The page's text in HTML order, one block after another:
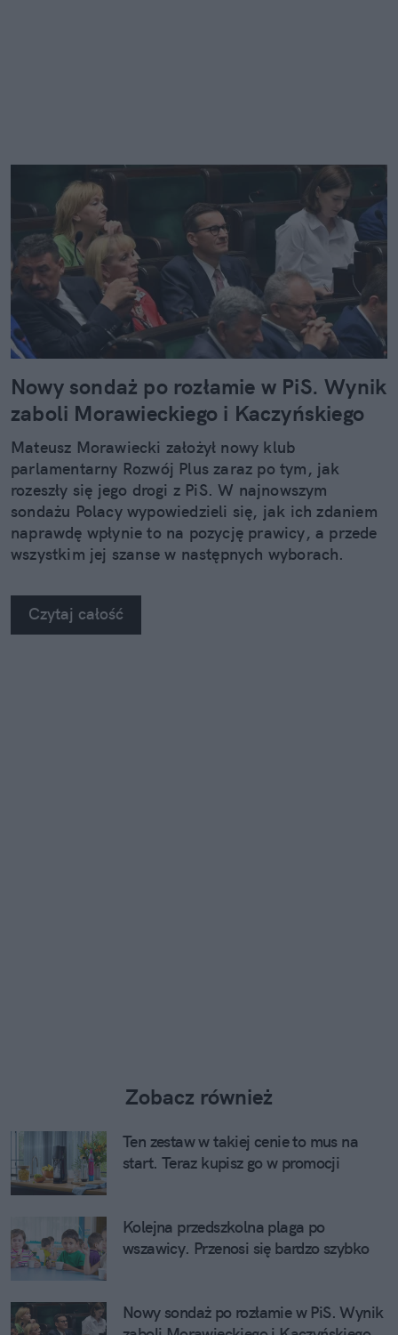
Nowy sondaż po rozłamie w PiS. Wynik
zaboli Morawieckiego i Kaczyńskiego
Mateusz Morawiecki założył nowy klub
parlamentarny Rozwój Plus zaraz po tym, jak
rozeszły się jego drogi z PiS. W najnowszym
sondażu Polacy wypowiedzieli się, jak ich zdaniem
naprawdę wpłynie to na pozycję prawicy, a przede
wszystkim jej szanse w następnych wyborach.
Czytaj całość
Zobacz również
Ten zestaw w takiej cenie to mus na
start. Teraz kupisz go w promocji
Kolejna przedszkolna plaga po
wszawicy. Przenosi się bardzo szybko
Nowy sondaż po rozłamie w PiS. Wynik